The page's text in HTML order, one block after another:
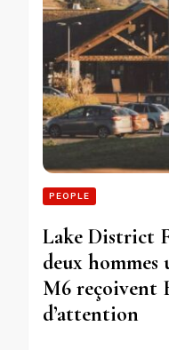
PEOPLE
Lake District
deux hommes
M6 reçoivent
d’attention